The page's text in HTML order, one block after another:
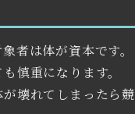
者は体が資本です。
慎重になります。
壊れてしまったら